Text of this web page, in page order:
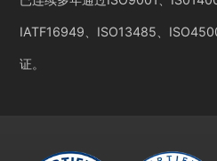
IATF16949、ISO13485、
证。